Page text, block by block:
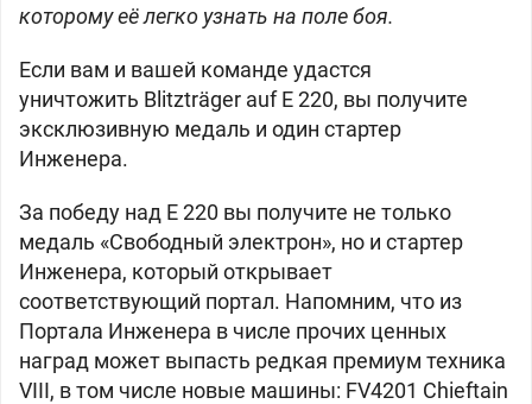
которому её легко узнать на поле боя.
Если вам и вашей команде удастся
уничтожить Blitzträger auf E 220, вы получите
эксклюзивную медаль и один стартер
Инженера.
За победу над E 220 вы получите не только
медаль «Свободный электрон», но и стартер
Инженера, который открывает
соответствующий портал. Напомним, что из
Портала Инженера в числе прочих ценных
наград может выпасть редкая премиум техника
VIII, в том числе новые машины: FV4201 Chieftain